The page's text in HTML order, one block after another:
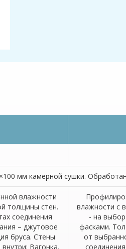
мм камерной сушки.
влажности
толщины стен.
соединения
– джутовое
бруса. Стены
Вагонка.
влажности с
- на выбор
фасками.
от